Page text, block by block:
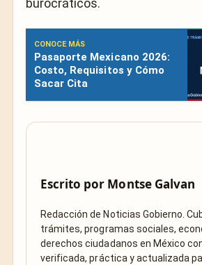
burocráticos.
CONOCE MÁS
Pasaporte Mexicano 2026:
Costo, Requisitos y Cómo
Sacar Cita
Escrito por Montse Galvan
Redacción de Noticias Gobierno.
trámites, programas sociales,
derechos ciudadanos en México
verificada, práctica y actualizada